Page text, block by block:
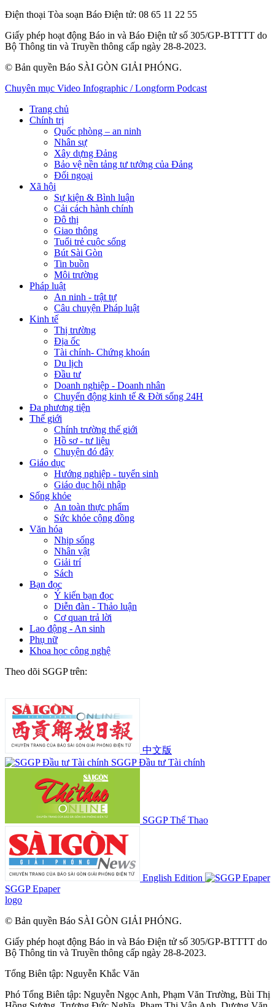
Điện thoại Tòa soạn Báo Điện tử: 08 65 11 22 55
Giấy phép hoạt động Báo in và Báo Điện tử số 305/GP-BTTTT do
Bộ Thông tin và Truyền thông cấp ngày 28-8-2023.
© Bản quyền Báo SÀI GÒN GIẢI PHÓNG.
Chuyên mục Video Infographic / Longform Podcast
Trang chủ
Chính trị
Quốc phòng – an ninh
Nhân sự
Xây dựng Đảng
Bảo vệ nền tảng tư tưởng của Đảng
Đối ngoại
Xã hội
Sự kiện & Bình luận
Cải cách hành chính
Đô thị
Giao thông
Tuổi trẻ cuộc sống
Bút Sài Gòn
Tin buồn
Môi trường
Pháp luật
An ninh - trật tự
Câu chuyện Pháp luật
Kinh tế
Thị trường
Địa ốc
Tài chính- Chứng khoán
Du lịch
Đầu tư
Doanh nghiệp - Doanh nhân
Chuyển động kinh tế & Đời sống 24H
Đa phương tiện
Thế giới
Chính trường thế giới
Hồ sơ - tư liệu
Chuyện đó đây
Giáo dục
Hướng nghiệp - tuyển sinh
Giáo dục hội nhập
Sống khỏe
An toàn thực phẩm
Sức khỏe cộng đồng
Văn hóa
Nhịp sống
Nhân vật
Giải trí
Sách
Bạn đọc
Ý kiến bạn đọc
Diễn đàn - Thảo luận
Cơ quan trả lời
Lao động - An sinh
Phụ nữ
Khoa học công nghệ
Theo dõi SGGP trên:
中文版
SGGP Đầu tư Tài chính
SGGP Thể Thao
English Edition
SGGP Epaper
logo
© Bản quyền Báo SÀI GÒN GIẢI PHÓNG.
Giấy phép hoạt động Báo in và Báo Điện tử số 305/GP-BTTTT do
Bộ Thông tin và Truyền thông cấp ngày 28-8-2023.
Tổng Biên tập: Nguyễn Khắc Văn
Phó Tổng Biên tập: Nguyễn Ngọc Anh, Phạm Văn Trường, Bùi Thị